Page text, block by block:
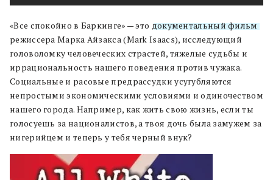
«Все спокойно в Баркинге» — это документальный фильм
режиссера Марка Айзакса (Mark Isaacs), исследующий
головоломку человеческих страстей, тяжелые судьбы и
иррациональность нашего поведения против чужака.
Социальные и расовые предрассудки усугубляются
непростыми экономическими условиями и одиночеством
нашего города. Например, как жить свою жизнь, если ты
голосуешь за националистов, а твоя дочь была замужем за
нигерийцем и теперь у тебя черный внук?